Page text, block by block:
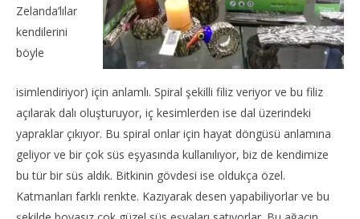
Zelanda’lılar
kendilerini
böyle
isimlendiriyor) için anlamlı. Spiral şekilli filiz veriyor ve bu filiz
açılarak dalı oluşturuyor, iç kesimlerden ise dal üzerindeki
yapraklar çıkıyor. Bu spiral onlar için hayat döngüsü anlamına
geliyor ve bir çok süs eşyasında kullanılıyor, biz de kendimize
bu tür bir süs aldık. Bitkinin gövdesi ise oldukça özel.
Katmanları farklı renkte. Kazıyarak desen yapabiliyorlar ve bu